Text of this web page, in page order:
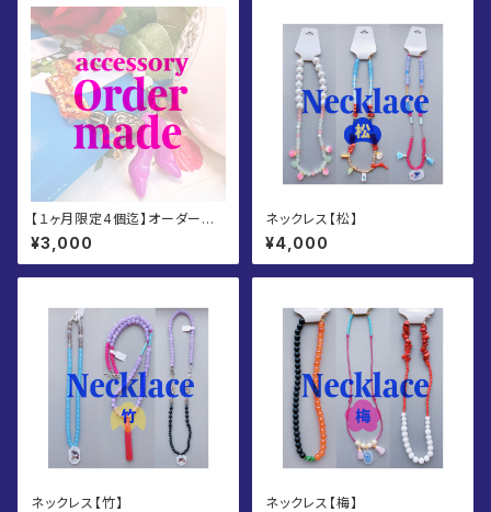
【１ヶ月限定4個迄】オーダーメ
イドアクセサリー
¥3,000
ネックレス【松】
¥4,000
ネックレス【竹】 ネックレス【梅】